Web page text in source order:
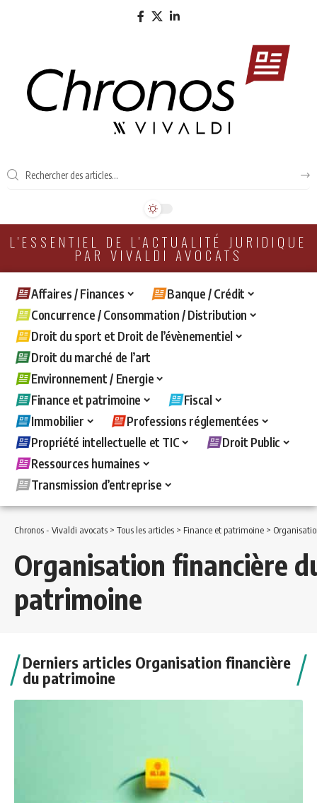
L'ESSENTIEL DE L'ACTUALITÉ JURIDIQUE
PAR VIVALDI AVOCATS
Affaires / Finances
Banque / Crédit
Concurrence / Consommation / Distribution
Droit du sport et Droit de l’évènementiel
Droit du marché de l’art
Environnement / Energie
Finance et patrimoine
Fiscal
Immobilier
Professions réglementées
Propriété intellectuelle et TIC
Droit Public
Ressources humaines
Transmission d’entreprise
Chronos - Vivaldi avocats > Tous les articles > Finance et patrimoine >
Organisation financière
patrimoine
Derniers articles Organisation financière
du patrimoine